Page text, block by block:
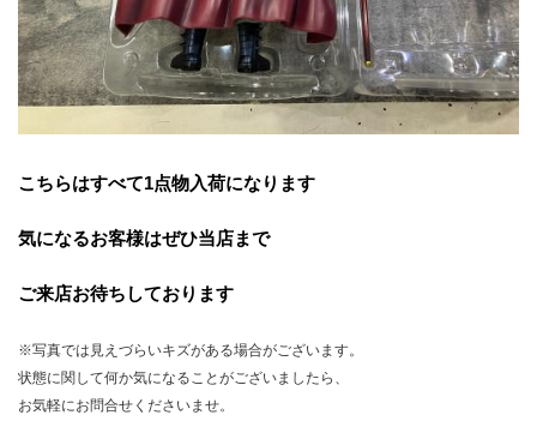
こちらはすべて1点物入荷になります
気になるお客様はぜひ当店まで
ご来店お待ちしております
※写真では見えづらいキズがある場合がございます。
状態に関して何か気になることがございましたら、
お気軽にお問合せくださいませ。